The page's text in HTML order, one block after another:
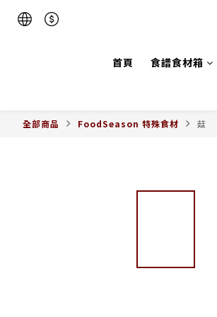
首頁 食譜食材箱
全部商品 FoodSeason 特殊食材 菇